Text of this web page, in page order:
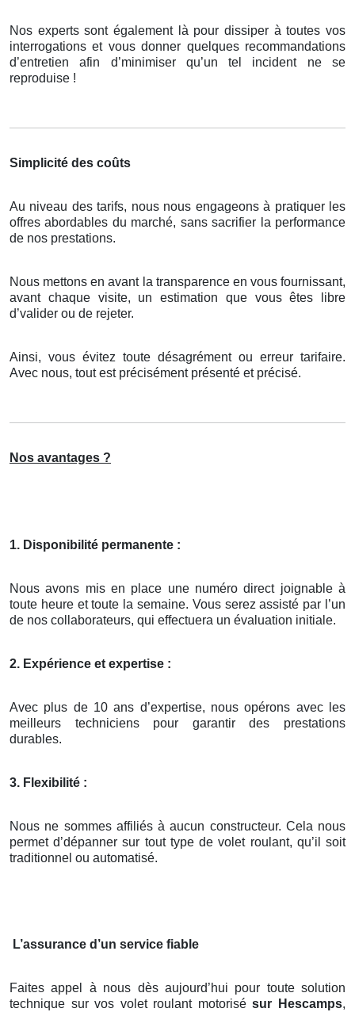
Nos experts sont également là pour dissiper à toutes vos
interrogations et vous donner quelques recommandations
d’entretien afin d’minimiser qu’un tel incident ne se
reproduise !
Simplicité des coûts
Au niveau des tarifs, nous nous engageons à pratiquer les
offres abordables du marché, sans sacrifier la performance
de nos prestations.
Nous mettons en avant la transparence en vous fournissant,
avant chaque visite, un estimation que vous êtes libre
d’valider ou de rejeter.
Ainsi, vous évitez toute désagrément ou erreur tarifaire.
Avec nous, tout est précisément présenté et précisé.
Nos avantages ?
1. Disponibilité permanente :
Nous avons mis en place une numéro direct joignable à
toute heure et toute la semaine. Vous serez assisté par l’un
de nos collaborateurs, qui effectuera un évaluation initiale.
2. Expérience et expertise :
Avec plus de 10 ans d’expertise, nous opérons avec les
meilleurs techniciens pour garantir des prestations
durables.
3. Flexibilité :
Nous ne sommes affiliés à aucun constructeur. Cela nous
permet d’dépanner sur tout type de volet roulant, qu’il soit
traditionnel ou automatisé.
L’assurance d’un service fiable
Faites appel à nous dès aujourd’hui pour toute solution
technique sur vos volet roulant motorisésur Hescamps,